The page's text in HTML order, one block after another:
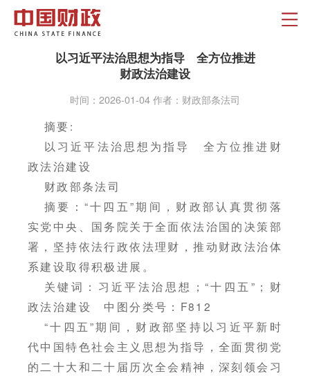
以习近平法治思想为指导 全方位推进
财政法治建设
时间：2026-01-04 作者：财政部条法司
摘要:
以习近平法治思想为指导 全方位推进财
政法治建设
财政部条法司
摘要：“十四五”期间，财政部认真贯彻落
实党中央、国务院关于全面依法治国的决策部
署，坚持依法行政依法理财，推动财政法治体
系建设取得积极进展。
关键词：习近平法治思想；“十四五”；财
政法治建设 中图分类号：F812
“十四五”期间，财政部坚持以习近平新时
代中国特色社会主义思想为指导，全面贯彻党
的二十大和二十届历次全会精神，深刻领会习